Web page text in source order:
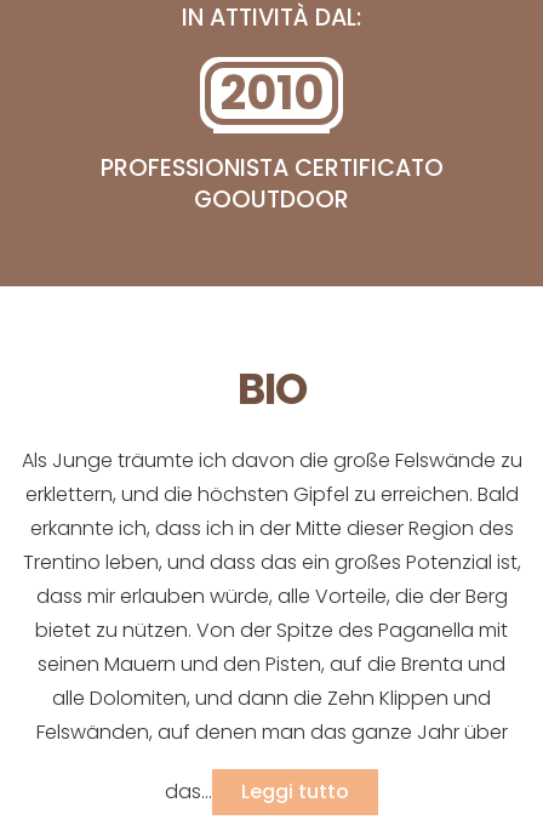
IN ATTIVITÀ DAL:
2010
PROFESSIONISTA CERTIFICATO
GOOUTDOOR
BIO
Als Junge träumte ich davon die große Felswände zu
erklettern, und die höchsten Gipfel zu erreichen. Bald
erkannte ich, dass ich in der Mitte dieser Region des
Trentino leben, und dass das ein großes Potenzial ist,
dass mir erlauben würde, alle Vorteile, die der Berg
bietet zu nützen. Von der Spitze des Paganella mit
seinen Mauern und den Pisten, auf die Brenta und
alle Dolomiten, und dann die Zehn Klippen und
Felswänden, auf denen man das ganze Jahr über
das... Leggi tutto